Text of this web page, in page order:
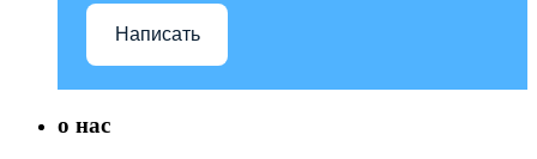
Написать
о нас